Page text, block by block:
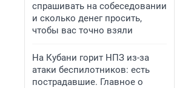
спрашивать на собеседовании
и сколько денег просить,
чтобы вас точно взяли
На Кубани горит НПЗ из-за
атаки беспилотников: есть
пострадавшие. Главное о